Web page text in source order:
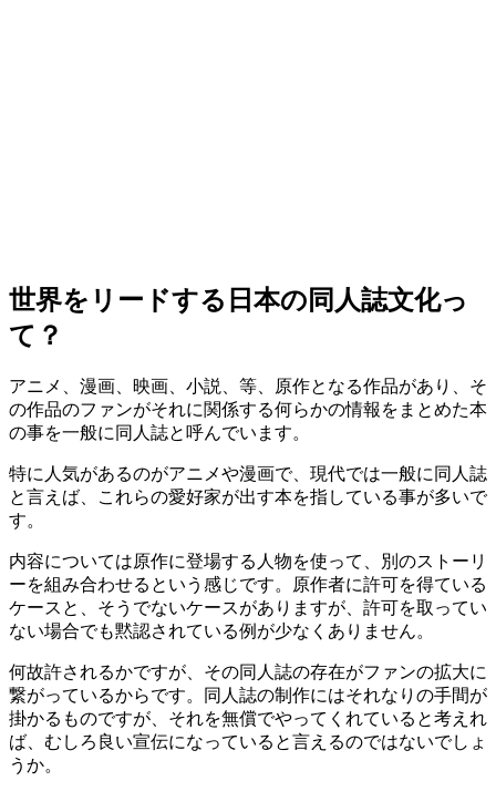
世界をリードする日本の同人誌文化っ
て？
アニメ、漫画、映画、小説、等、原作となる作品があり、そ
の作品のファンがそれに関係する何らかの情報をまとめた本
の事を一般に同人誌と呼んでいます。
特に人気があるのがアニメや漫画で、現代では一般に同人誌
と言えば、これらの愛好家が出す本を指している事が多いで
す。
内容については原作に登場する人物を使って、別のストーリ
ーを組み合わせるという感じです。原作者に許可を得ている
ケースと、そうでないケースがありますが、許可を取ってい
ない場合でも黙認されている例が少なくありません。
何故許されるかですが、その同人誌の存在がファンの拡大に
繋がっているからです。同人誌の制作にはそれなりの手間が
掛かるものですが、それを無償でやってくれていると考えれ
ば、むしろ良い宣伝になっていると言えるのではないでしょ
うか。